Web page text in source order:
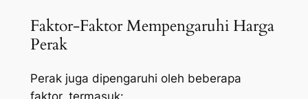
Faktor-Faktor Mempengaruhi Harga
Perak
Perak juga dipengaruhi oleh beberapa
faktor, termasuk: